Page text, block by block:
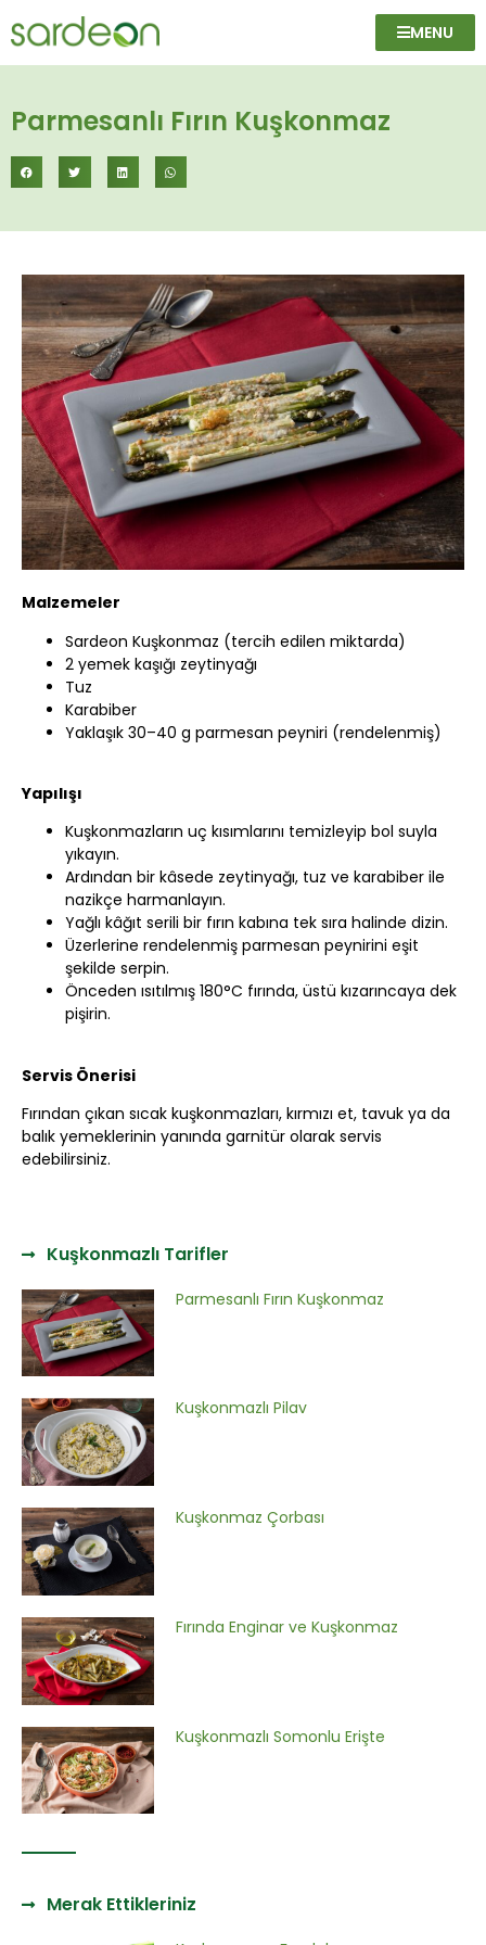
MENU
Parmesanlı Fırın Kuşkonmaz
Malzemeler
Sardeon Kuşkonmaz (tercih edilen miktarda)
2 yemek kaşığı zeytinyağı
Tuz
Karabiber
Yaklaşık 30–40 g parmesan peyniri (rendelenmiş)
Yapılışı
Kuşkonmazların uç kısımlarını temizleyip bol suyla
yıkayın.
Ardından bir kâsede zeytinyağı, tuz ve karabiber ile
nazikçe harmanlayın.
Yağlı kâğıt serili bir fırın kabına tek sıra halinde dizin.
Üzerlerine rendelenmiş parmesan peynirini eşit
şekilde serpin.
Önceden ısıtılmış 180°C fırında, üstü kızarıncaya dek
pişirin.
Servis Önerisi
Fırından çıkan sıcak kuşkonmazları, kırmızı et, tavuk ya da
balık yemeklerinin yanında garnitür olarak servis
edebilirsiniz.
Kuşkonmazlı Tarifler
Parmesanlı Fırın Kuşkonmaz
Kuşkonmazlı Pilav
Kuşkonmaz Çorbası
Fırında Enginar ve Kuşkonmaz
Kuşkonmazlı Somonlu Erişte
Merak Ettikleriniz